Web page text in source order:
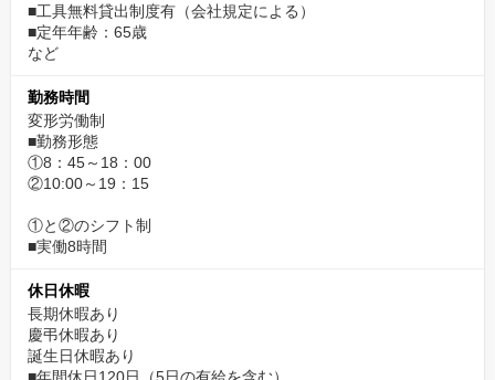
■工具無料貸出制度有（会社規定による）
■定年年齢：65歳
など
勤務時間
変形労働制
■勤務形態
①8：45～18：00
②10:00～19：15
①と②のシフト制
■実働8時間
休日休暇
長期休暇あり
慶弔休暇あり
誕生日休暇あり